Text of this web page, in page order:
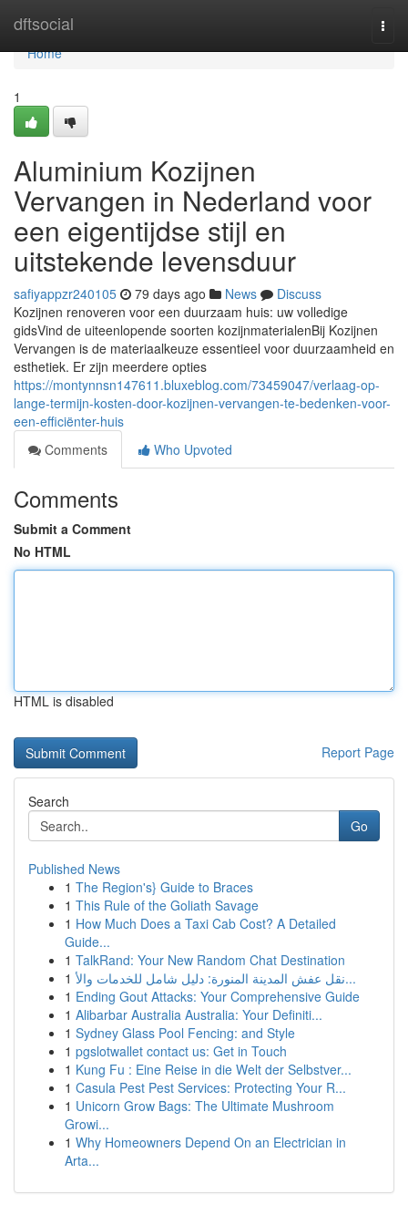
dftsocial
Home
Home
1
Aluminium Kozijnen
Vervangen in Nederland voor
een eigentijdse stijl en
uitstekende levensduur
safiyappzr240105 79 days ago News
Discuss
Kozijnen renoveren voor een duurzaam huis: uw volledige
gidsVind de uiteenlopende soorten kozijnmaterialenBij Kozijnen
Vervangen is de materiaalkeuze essentieel voor duurzaamheid en
esthetiek. Er zijn meerdere opties
https://montynnsn147611.bluxeblog.com/73459047/verlaag-op-
lange-termijn-kosten-door-kozijnen-vervangen-te-bedenken-voor-
een-efficiënter-huis
Comments
Who Upvoted
Comments
Submit a Comment
No HTML
HTML is disabled
Report Page
Search
Go
Published News
1 The Region's} Guide to Braces
1 This Rule of the Goliath Savage
1 How Much Does a Taxi Cab Cost? A Detailed
Guide...
1 TalkRand: Your New Random Chat Destination
1
نقل عفش المدينة المنورة: دليل شامل للخدمات والأ...
1 Ending Gout Attacks: Your Comprehensive Guide
1 Alibarbar Australia Australia: Your Definiti...
1 Sydney Glass Pool Fencing: and Style
1 pgslotwallet contact us: Get in Touch
1 Kung Fu : Eine Reise in die Welt der Selbstver...
1 Casula Pest Pest Services: Protecting Your R...
1 Unicorn Grow Bags: The Ultimate Mushroom
Growi...
1 Why Homeowners Depend On an Electrician in
Arta...